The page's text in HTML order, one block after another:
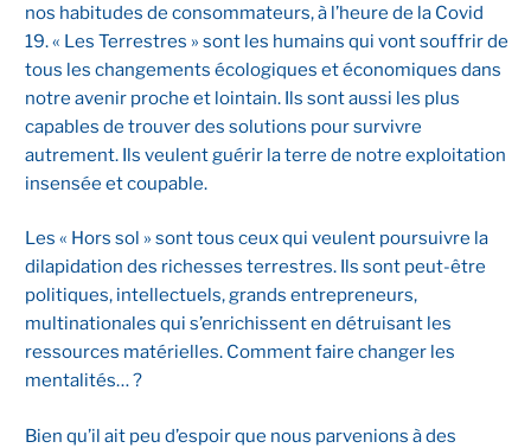
nos habitudes de consommateurs, à l’heure de la Covid
19. « Les Terrestres » sont les humains qui vont souffrir de
tous les changements écologiques et économiques dans
notre avenir proche et lointain. Ils sont aussi les plus
capables de trouver des solutions pour survivre
autrement. Ils veulent guérir la terre de notre exploitation
insensée et coupable.
Les « Hors sol » sont tous ceux qui veulent poursuivre la
dilapidation des richesses terrestres. Ils sont peut-être
politiques, intellectuels, grands entrepreneurs,
multinationales qui s’enrichissent en détruisant les
ressources matérielles. Comment faire changer les
mentalités… ?
Bien qu’il ait peu d’espoir que nous parvenions à des